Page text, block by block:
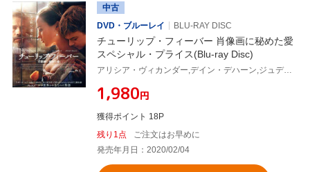
中古
DVD・ブルーレイ
BLU-RAY DISC
チューリップ・フィーバー 肖像画に秘めた愛
スペシャル・プライス(Blu-ray Disc)
アリシア・ヴィカンダー,デイン・デハーン,ジュディ・デンチ,ジャスティン・チャドウィック(監督),デボラ・モガー(原作、脚本)
¥1,980円
獲得ポイント 18P
残り1点
ご注文はお早めに
発売年月日：2020/02/04